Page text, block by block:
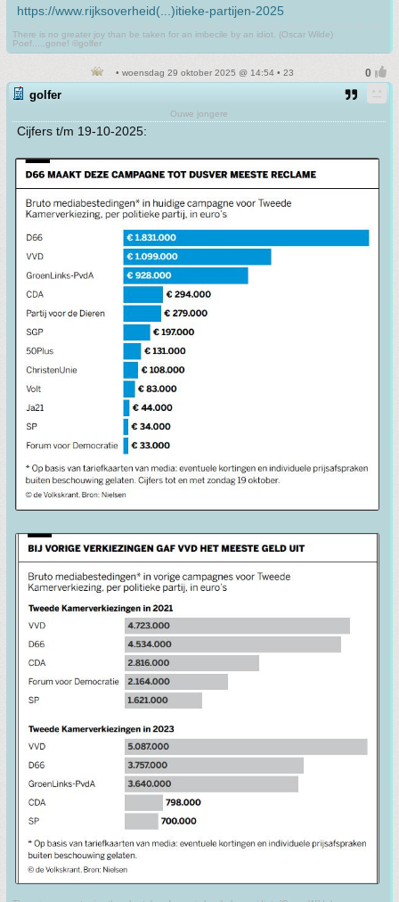
https://www.rijksoverheid(...)itieke-partijen-2025
There is no greater joy than be taken for an imbecile by an idiot. (Oscar Wilde)
Poef.....gone! ©golfer
• woensdag 29 oktober 2025 @ 14:54 • 23
golfer
Ouwe jongere
Cijfers t/m 19-10-2025: